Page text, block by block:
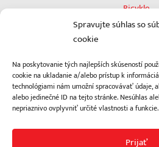
Spravujte súhlas so
cookie
Na poskytovanie tých najlepších skúseností
cookie na ukladanie a/alebo prístup k
technológiami nám umožní spracovávať údaje,
alebo jedinečné ID na tejto stránke. Nesúhlas
nepriaznivo ovplyvniť určité vlastnosti a funkcie.
Prijať
Bicykle
Rámy
Doplnky
Omotávky
Bazár